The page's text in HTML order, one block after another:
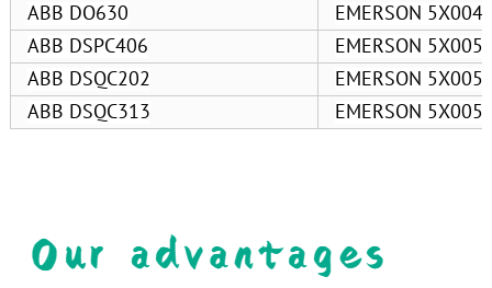
ABB DO630
EMERSON
ABB DSPC406
EMERSON
ABB DSQC202
EMERSON
ABB DSQC313
EMERSON